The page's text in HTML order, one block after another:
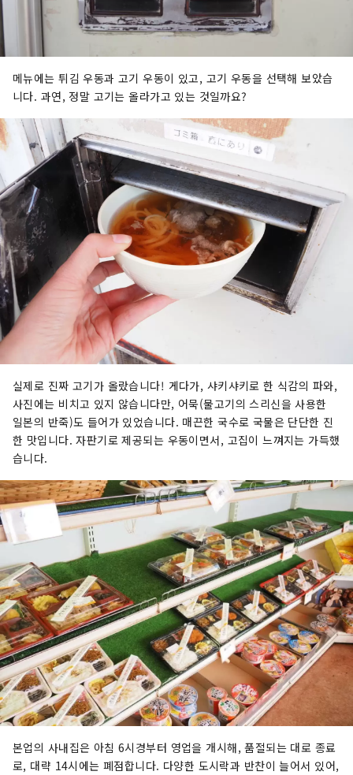
메뉴에는 튀김 우동과 고기 우동이 있고, 고기 우동을 선택해 보았습
니다. 과연, 정말 고기는 올라가고 있는 것일까요?
실제로 진짜 고기가 올랐습니다! 게다가, 샤키샤키로 한 식감의 파와,
사진에는 비치고 있지 않습니다만, 어묵(물고기의 스리신을 사용한
일본의 반죽)도 들어가 있었습니다. 매끈한 국수로 국물은 단단한 진
한 맛입니다. 자판기로 제공되는 우동이면서, 고집이 느껴지는 가득했
습니다.
본업의 사내집은 아침 6시경부터 영업을 개시해, 품절되는 대로 종료
로, 대략 14시에는 폐점합니다. 다양한 도시락과 반찬이 늘어서 있어,